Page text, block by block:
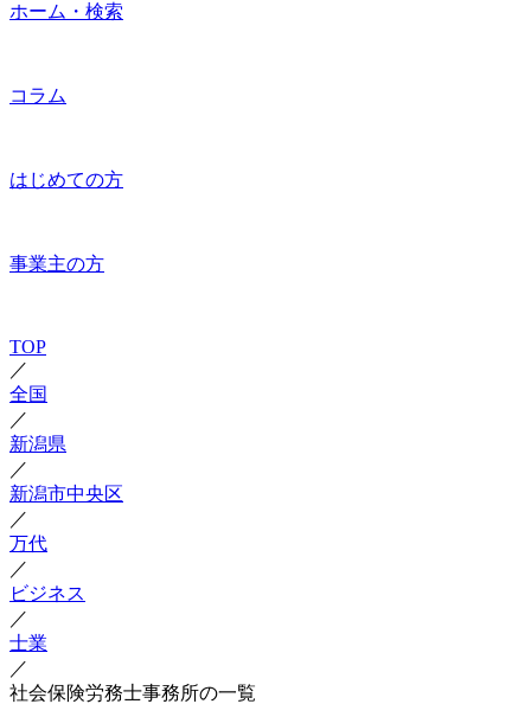
ホーム・検索
コラム
はじめての方
事業主の方
TOP
／
全国
／
新潟県
／
新潟市中央区
／
万代
／
ビジネス
／
士業
／
社会保険労務士事務所の一覧